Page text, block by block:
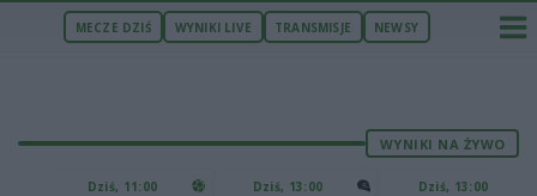
MECZE DZIŚ WYNIKI LIVE TRANSMISJE NEWSY
WYNIKI NA ŻYWO
Dziś, 11:00 Dziś, 13:00 Dziś, 13:00